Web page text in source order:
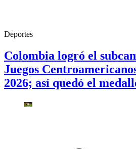
Deportes
Colombia logró el
Juegos
2026; así quedó el